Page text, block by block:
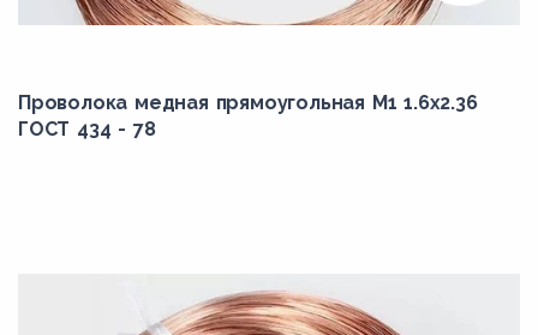
Проволока медная прямоугольная М1 1.6x2.36
ГОСТ 434 - 78